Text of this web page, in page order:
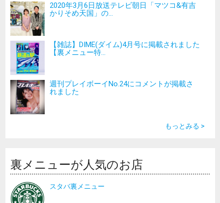
2020年3月6日放送テレビ朝日「マツコ&有吉
かりそめ天国」の...
【雑誌】DIME(ダイム)4月号に掲載されました
【裏メニュー特...
週刊プレイボーイNo.24にコメントが掲載さ
れました
もっとみる >
裏メニューが人気のお店
スタバ裏メニュー